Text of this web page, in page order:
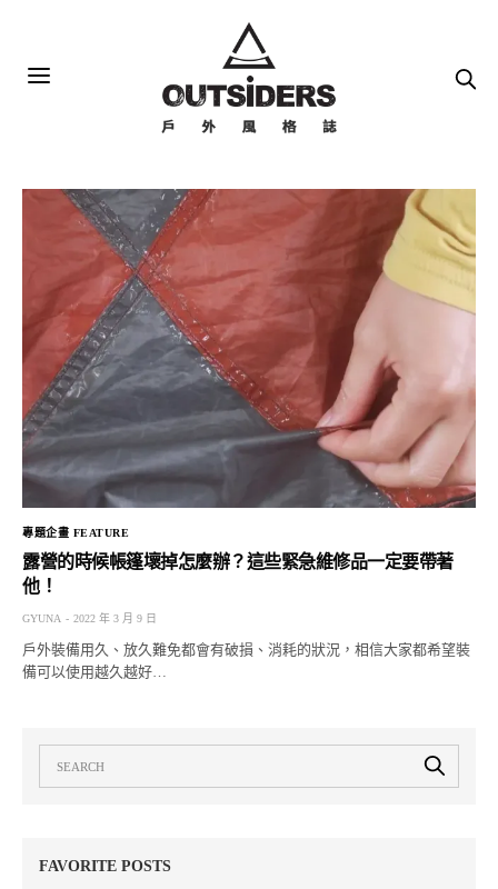
專題企畫 FEATURE
露營的時候帳篷壞掉怎麼辦？這些緊急維修品一定要帶著
他！
GYUNA 2022 年 3 月 9 日
戶外裝備用久、放久難免都會有破損、消耗的狀況，相信大家都希望裝
備可以使用越久越好…
FAVORITE POSTS